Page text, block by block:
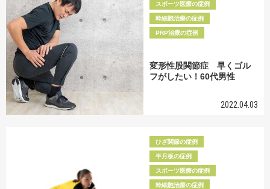
スポーツ医療の症例
幹細胞治療の症例
PRP治療の症例
変形性股関節症 早くゴル
フがしたい！60代男性
2022.04.03
ひざ関節の症例
半月板の症例
スポーツ医療の症例
幹細胞治療の症例